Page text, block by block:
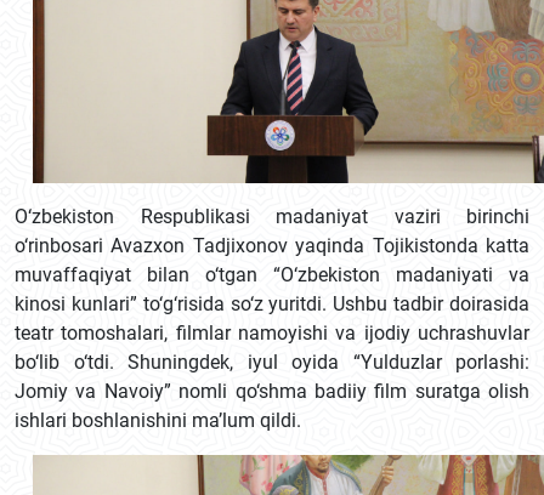
O‘zbekiston Respublikasi madaniyat vaziri birinchi
o‘rinbosari Avazxon Tadjixonov yaqinda Tojikistonda katta
muvaffaqiyat bilan o‘tgan “O‘zbekiston madaniyati va
kinosi kunlari” to‘g‘risida so‘z yuritdi. Ushbu tadbir doirasida
teatr tomoshalari, filmlar namoyishi va ijodiy uchrashuvlar
bo‘lib o‘tdi. Shuningdek, iyul oyida “Yulduzlar porlashi:
Jomiy va Navoiy” nomli qo‘shma badiiy film suratga olish
ishlari boshlanishini ma’lum qildi.